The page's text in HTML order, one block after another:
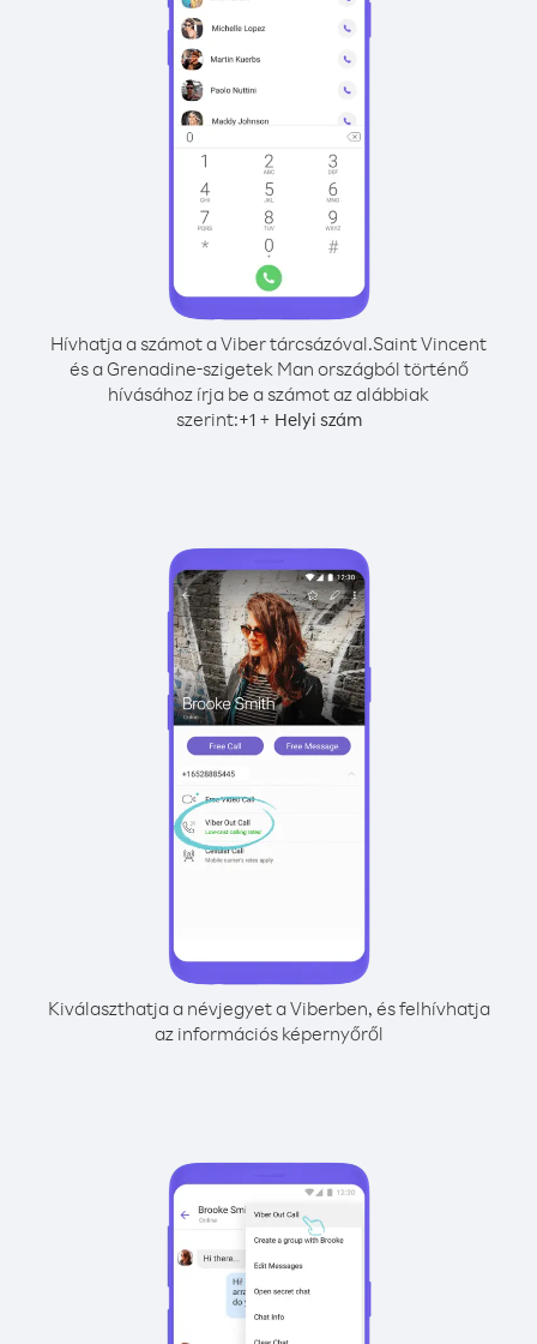
Hívhatja a számot a Viber tárcsázóval.Saint Vincent
és a Grenadine-szigetek Man országból történő
hívásához írja be a számot az alábbiak
szerint:+1+ Helyi szám
Kiválaszthatja a névjegyet a Viberben, és felhívhatja
az információs képernyőről